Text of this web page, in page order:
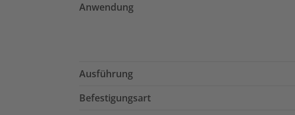
Anwendung
Ausführung
Befestigungsart